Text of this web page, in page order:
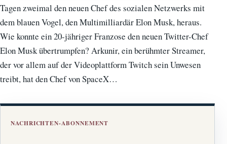
Tagen zweimal den neuen Chef des sozialen Netzwerks mit
dem blauen Vogel, den Multimilliardär Elon Musk, heraus.
Wie konnte ein 20-jähriger Franzose den neuen Twitter-Chef
Elon Musk übertrumpfen? Arkunir, ein berühmter Streamer,
der vor allem auf der Videoplattform Twitch sein Unwesen
treibt, hat den Chef von SpaceX…
NACHRICHTEN-ABONNEMENT